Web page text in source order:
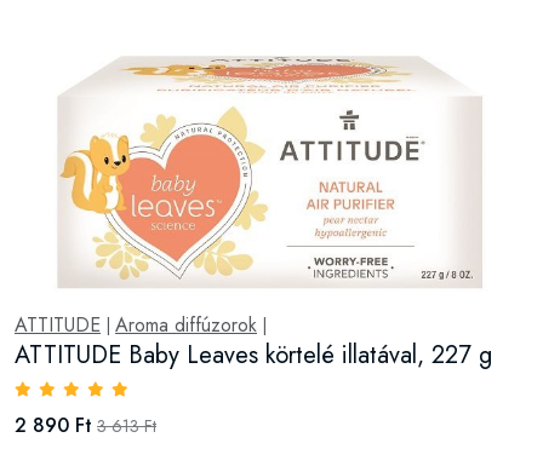
ATTITUDE | Aroma diffúzorok |
ATTITUDE Baby Leaves körtelé illatával, 227 g
2 890 Ft 3 613 Ft